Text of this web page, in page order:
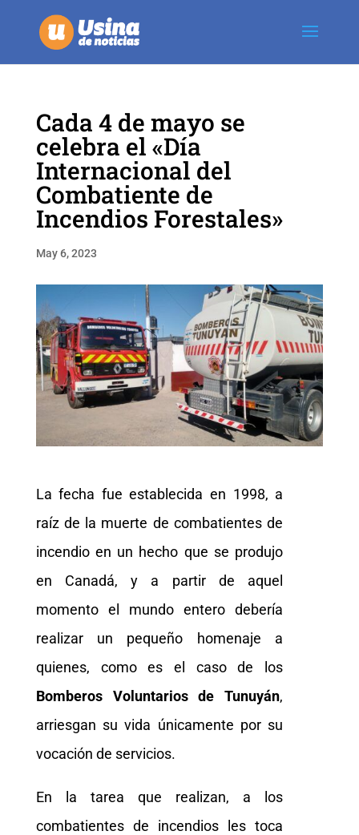
Cada 4 de mayo se
celebra el «Día
Internacional del
Combatiente de
Incendios Forestales»
May 6, 2023
La fecha fue establecida en 1998, a
raíz de la muerte de combatientes de
incendio en un hecho que se produjo
en Canadá, y a partir de aquel
momento el mundo entero debería
realizar un pequeño homenaje a
quienes, como es el caso de los
Bomberos Voluntarios de Tunuyán,
arriesgan su vida únicamente por su
vocación de servicios.
En la tarea que realizan, a los
combatientes de incendios les toca